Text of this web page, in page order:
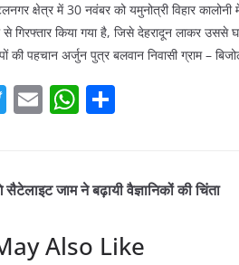
क्षेत्र में 30 नवंबर को यमुनोत्री विहार
से गिरफ्तार किया गया है, जिसे देहरादून लाकर
की पहचान अर्जुन पुत्र बलवान निवासी ग्राम –
T
er
E
l
W
s
p
e
जाम ने बढ़ायी वैज्ञानिकों की चिंता
Also Like